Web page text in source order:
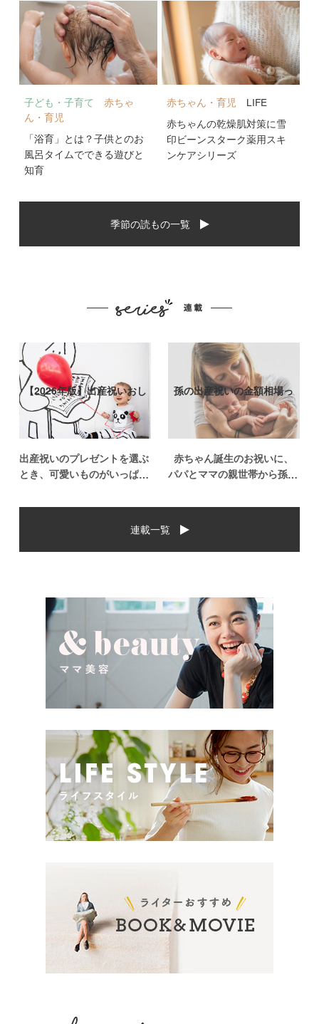
子ども・子育て
赤ちゃ
ん・育児
「浴育」とは？子供とのお
風呂タイムでできる遊びと
知育
赤ちゃん・育児
LIFE
赤ちゃんの乾燥肌対策に雪
印ビーンスターク薬用スキ
ンケアシリーズ
季節の読もの一覧
【2026年版】出産祝いおし
ゃれなプ…
出産祝いのプレゼントを選ぶ
とき、可愛いものがいっぱい
の気持ちを込めて贈るものだ
いし、たくさん使ってもらえ
るものをプレゼントしたい。
孫の出産祝いの金額相場っ
て？出産祝い…
赤ちゃん誕生のお祝いに、
パパとママの親世帯から孫誕
た場合、今現在のお祝いの相
んなものなのでしょうか。ま
た、出産祝いに関して気をつ
連載一覧